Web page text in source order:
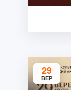
29
ВЕР